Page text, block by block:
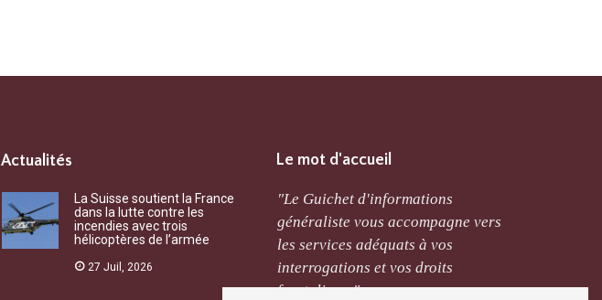
Actualités
La Suisse soutient la France
dans la lutte contre les
incendies avec trois
hélicoptères de l’armée
27 Juil, 2026
Le mot d'accueil
"Qu’il s’agisse de questionnement
mutualiste ou de besoin concernant
l’association, chaque demande sera
traitée dans les meilleurs délais. "
"Le Guichet d'informations
généraliste vous accompagne vers
les services adéquats à vos
interrogations et vos droits
frontaliers. "